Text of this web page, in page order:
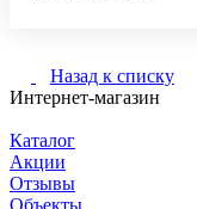
Назад к списку
Интернет-магазин
Каталог
Акции
Отзывы
Объекты